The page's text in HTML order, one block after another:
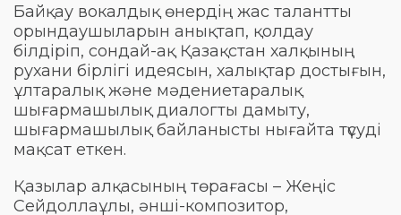
Байқау вокалдық өнердің жас талантты
орындаушыларын анықтап, қолдау
білдіріп, сондай-ақ Қазақстан халқының
рухани бірлігі идеясын, халықтар достығын,
ұлтаралық және мәдениетаралық
шығармашылық диалогты дамыту,
шығармашылық байланысты нығайта түсуді
мақсат еткен.
Қазылар алқасының төрағасы – Жеңіс
Сейдоллаұлы, әнші-композитор,